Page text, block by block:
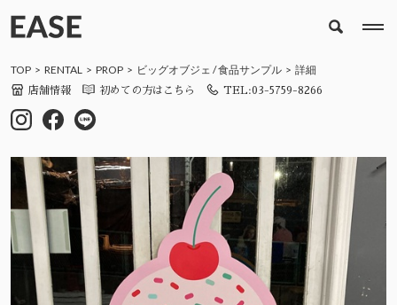
TOP RENTAL PROP ビッグオブジェ /食品サンプル 詳細
店舗情報 初めての方はこちら TEL:03-5759-8266